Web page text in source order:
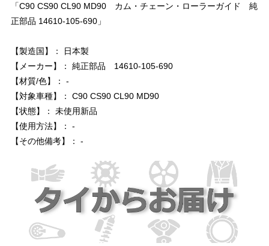
「C90 CS90 CL90 MD90 カム・チェーン・ローラーガイド 純
正部品 14610-105-690」
【製造国】： 日本製
【メーカー】： 純正部品 14610-105-690
【材質/色】： -
【対象車種】： C90 CS90 CL90 MD90
【状態】： 未使用新品
【使用方法】： -
【その他備考】： -